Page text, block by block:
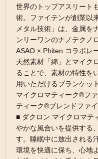
世界のトップアスリート
術。ファイテンが創業以
メタル技術」は、金属を
ンリーワンのナノテクノ
ASAO × Phiten コラボレ
天然素材「綿」とマイク
ることで、素材の特性を
用いただけるブランケッ
マイクロマティーク®フ
ティーク®ブレンドファ
■ ダクロン マイクロマテ
やかな風合いを提供する
す。睡眠中に放出される
環境を快適に保ち、心地